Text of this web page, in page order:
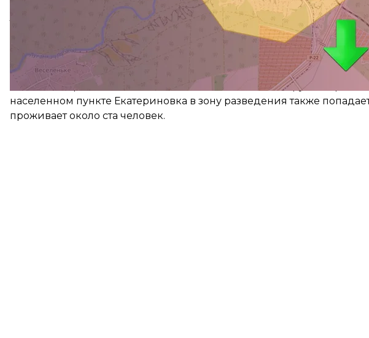
«К сожалению, Российская Федерация и оккупационная
территории, не до конца убрали тех боевиков. Они продолжают
рассказывает Бондарь.
Золотое-4
Золотое
проблемная точка. Там боевики активно нарушают
населенном пункте Екатериновка в зону разведения также
проживает около ста человек.